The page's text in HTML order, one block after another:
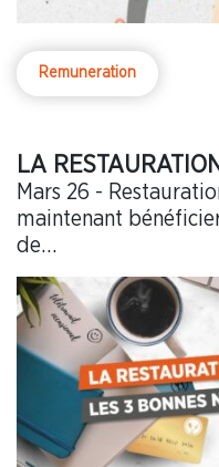
Remuneration
LA
Mars 26 -
maintenant
de…